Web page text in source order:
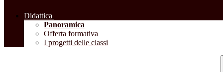
Didattica
Panoramica
Offerta formativa
I progetti delle classi